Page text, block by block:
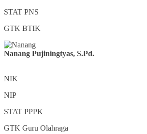
STAT PNS
GTK BTIK
Nanang Pujiningtyas, S.Pd.
NIK
NIP
STAT PPPK
GTK Guru Olahraga